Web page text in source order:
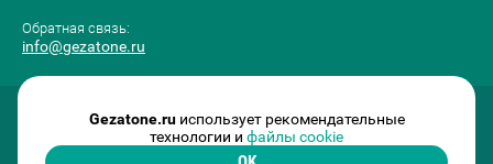
Обратная связь:
info@gezatone.ru
Gezatone.ruиспользует рекомендательные
технологии и файлы cookie